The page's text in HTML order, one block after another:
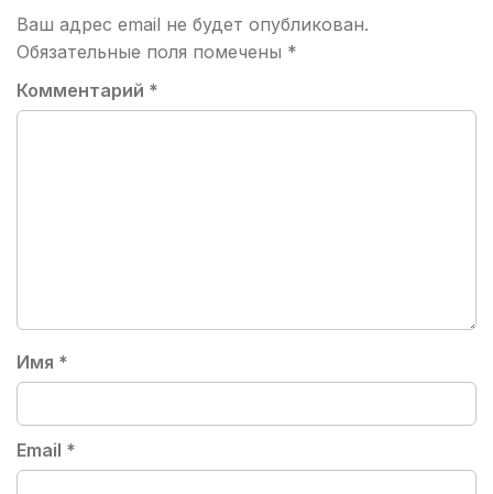
Ваш адрес email не будет опубликован.
Обязательные поля помечены *
Комментарий *
Имя *
Email *